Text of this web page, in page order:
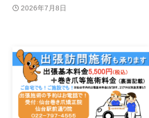
2026年7月8日